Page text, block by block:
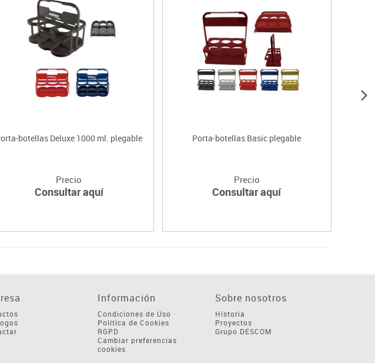
botellas Deluxe 1000 ml. plegable
Precio
Consultar aquí
Porta-botellas Basic plegable
Precio
Consultar aquí
Información
Condiciones de Uso
Política de Cookies
RGPD
Cambiar preferencias
cookies
Sobre nosotros
Historia
Proyectos
Grupo DESCOM